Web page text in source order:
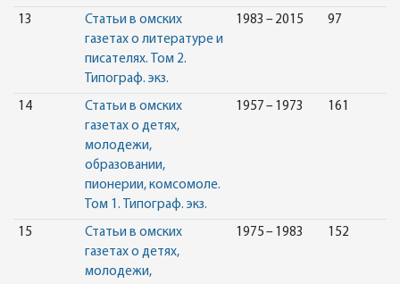
13
Статьи в омских
газетах о литературе и
писателях. Том 2.
Типограф. экз.
1983 – 2015 97
14
Статьи в омских
газетах о детях,
молодежи,
образовании,
пионерии, комсомоле.
Том 1. Типограф. экз.
1957 – 1973 161
15
Статьи в омских
газетах о детях,
молодежи,
1975 – 1983 152